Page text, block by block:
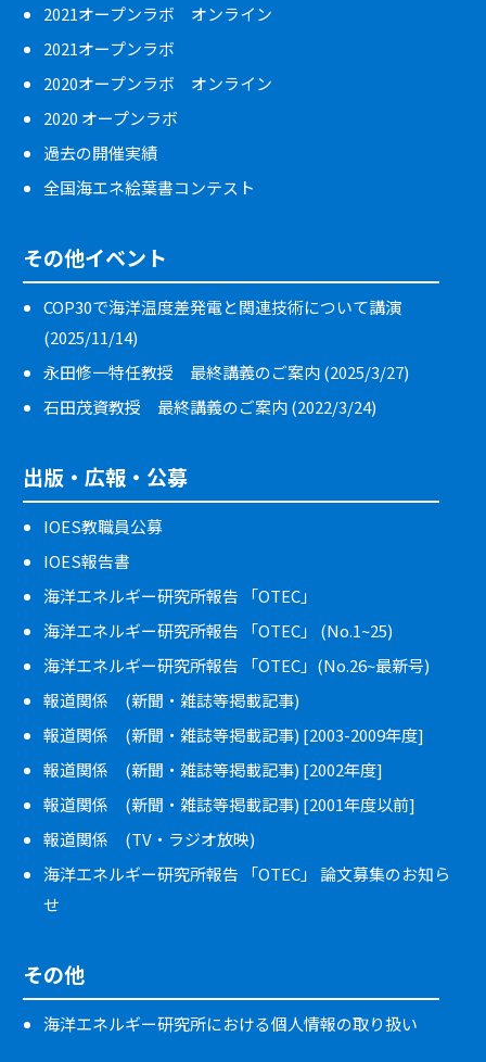
2021オープンラボ オンライン
2021オープンラボ
2020オープンラボ オンライン
2020 オープンラボ
過去の開催実績
全国海エネ絵葉書コンテスト
その他イベント
COP30で海洋温度差発電と関連技術について講演
(2025/11/14)
永田修一特任教授 最終講義のご案内 (2025/3/27)
石田茂資教授 最終講義のご案内 (2022/3/24)
出版・広報・公募
IOES教職員公募
IOES報告書
海洋エネルギー研究所報告 「OTEC」
海洋エネルギー研究所報告 「OTEC」 (No.1~25)
海洋エネルギー研究所報告 「OTEC」(No.26~最新号)
報道関係 (新聞・雑誌等掲載記事)
報道関係 (新聞・雑誌等掲載記事) [2003-2009年度]
報道関係 (新聞・雑誌等掲載記事) [2002年度]
報道関係 (新聞・雑誌等掲載記事) [2001年度以前]
報道関係 (TV・ラジオ放映)
海洋エネルギー研究所報告 「OTEC」 論文募集のお知ら
せ
その他
海洋エネルギー研究所における個人情報の取り扱い